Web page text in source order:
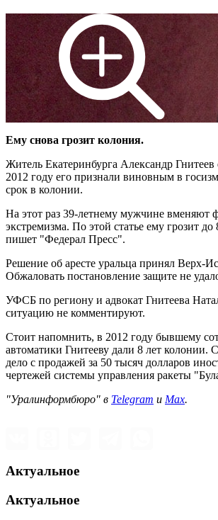
Ему снова грозит колония.
Житель Екатеринбурга Александр Гнитеев
2012 году его признали виновным в
срок в колонии.
На этот раз 39-летнему мужчине вменяют
экстремизма. По этой статье ему грозит до
пишет "Федерал Пресс".
Решение об аресте уральца принял Верх-
Обжаловать постановление защите не
УФСБ по региону и адвокат Гнитеева
ситуацию не комментируют.
Стоит напомнить, в 2012 году бывшему
автоматики Гнитееву дали 8 лет колонии.
дело с продажей за 50 тысяч долларов
чертежей системы управления ракеты
"Уралинформбюро" в Telegram и Max.
Актуальное
Актуальное